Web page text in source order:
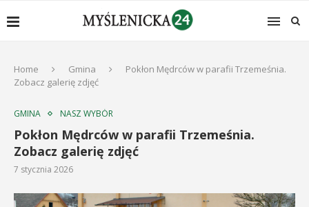
Home Gmina
Pokłon Mędrców w parafii Trzemeśnia.
Zobacz galerię zdjęć
GMINA NASZ WYBÓR
Pokłon Mędrców w parafii Trzemeśnia.
Zobacz galerię zdjęć
7 stycznia 2026